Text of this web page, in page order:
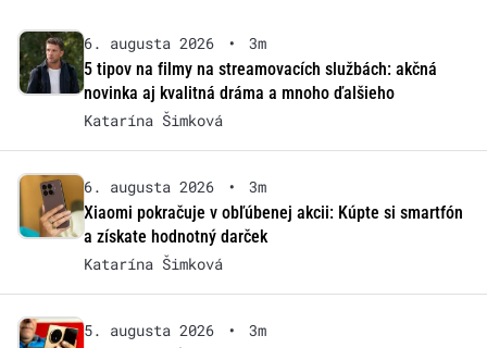
6. augusta 2026 •
3m
5 tipov na filmy na streamovacích službách: akčná
novinka aj kvalitná dráma a mnoho ďalšieho
Katarína Šimková
6. augusta 2026 •
3m
Xiaomi pokračuje v obľúbenej akcii: Kúpte si smartfón
a získate hodnotný darček
Katarína Šimková
5. augusta 2026 •
3m